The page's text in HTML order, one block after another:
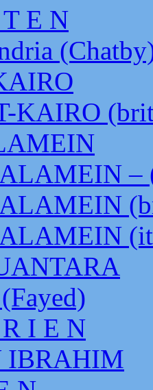
E N
KAIRO
–
I E N
IBRAHIM